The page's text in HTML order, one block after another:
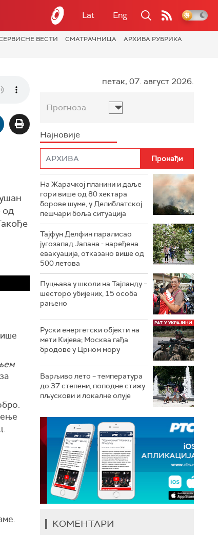
Lat Eng
ВЕСТИ СМАТРАЧНИЦА
АРХИВА РУБРИКА
од
петак, 07. август 2026.
Прогноза
Најновије
На Жарачкој планини и даље
гори више од 80 хектара
борове шуме, у Делиблатској
пешчари боља ситуација
Тајфун Делфин паралисао
југозапад Јапана - наређена
евакуација, отказано више од
500 летова
Пуцњава у школи на Тајланду –
шесторо убијених, 15 особа
рањено
Руски енергетски објекти на
мети Кијева; Москва гађа
бродове у Црном мору
Варљиво лето – температура
до 37 степени, поподне стижу
пљускови и локалне олује
КОМЕНТАРИ